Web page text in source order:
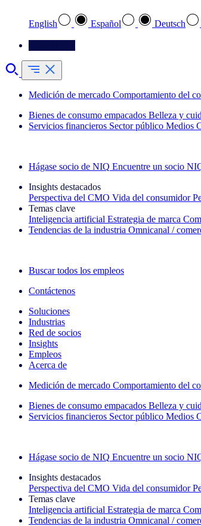
English Español Deutsch
Medición de mercado Comportamiento del
Bienes de consumo empacados Belleza y
Servicios financieros Sector público Medios
Hágase socio de NIQ Encuentre un socio
Insights destacados
Perspectiva del CMO Vida del consumidor
Temas clave
Inteligencia artificial Estrategia de marca
Tendencias de la industria Omnicanal /
Buscar todos los empleos
Contáctenos
Soluciones
Industrias
Red de socios
Insights
Empleos
Acerca de
Medición de mercado Comportamiento del
Bienes de consumo empacados Belleza y
Servicios financieros Sector público Medios
Hágase socio de NIQ Encuentre un socio
Insights destacados
Perspectiva del CMO Vida del consumidor
Temas clave
Inteligencia artificial Estrategia de marca
Tendencias de la industria Omnicanal /